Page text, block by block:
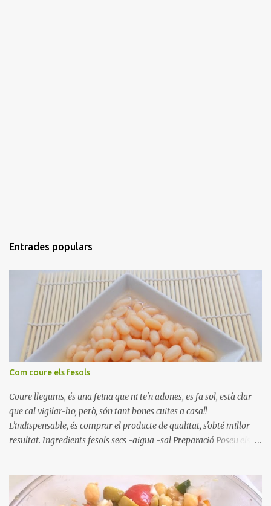
Entrades populars
Com coure els fesols
Coure llegums, és una feina que ni te'n adones, es fa sol, està clar
que cal vigilar-ho, però, són tant bones cuites a casa!!
L'indispensable, és comprar el producte de qualitat, s'obté millor
resultat. Ingredients fesols secs -aigua -sal Preparació Poseu els
quan arrenca el bull, canvieu l'aigua bullint, per aigua freda,
repetiu dues o tres vegades, abaixeu el foc i atureu la ebullició, dues